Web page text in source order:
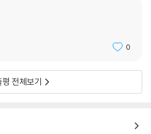
힐 듯한 상상력. _USA 투데이
장으로 점철된 상황에 놓인 등장인물들을
는 작가 필립 로스의 면모가 더욱 두드러
0
전체보기